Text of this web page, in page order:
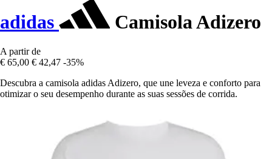
adidas Camisola Adizero
A partir de
€ 65,00 € 42,47 -35%
Descubra a camisola adidas Adizero, que une leveza e conforto para
otimizar o seu desempenho durante as suas sessões de corrida.